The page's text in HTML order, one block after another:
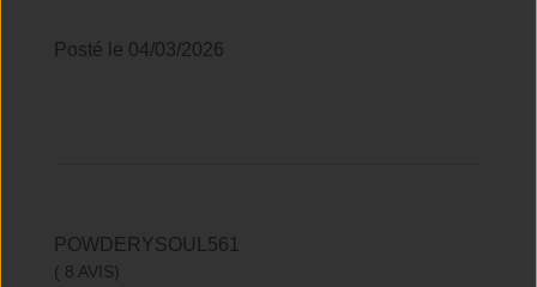
Posté le 04/03/2026
POWDERYSOUL561
( 8 AVIS)